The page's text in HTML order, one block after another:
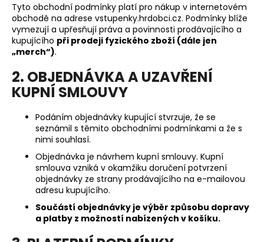
Tyto obchodní podmínky platí pro nákup v internetovém
obchodě na adrese vstupenky.hrdobci.cz. Podmínky blíže
vymezují a upřesňují práva a povinnosti prodávajícího a
kupujícího při prodeji fyzického zboží (dále jen
„merch“).
2. OBJEDNÁVKA A UZAVŘENÍ
KUPNÍ SMLOUVY
Podáním objednávky kupující stvrzuje, že se
seznámil s těmito obchodními podmínkami a že s
nimi souhlasí.
Objednávka je návrhem kupní smlouvy. Kupní
smlouva vzniká v okamžiku doručení potvrzení
objednávky ze strany prodávajícího na e-mailovou
adresu kupujícího.
Součástí objednávky je výběr způsobu dopravy
a platby z možností nabízených v košíku.